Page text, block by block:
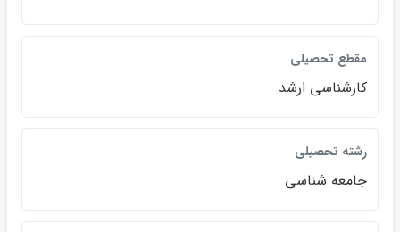
مقطع تحصيلي
كارشناسي ارشد
رشته تحصيلي
جامعه شناسي